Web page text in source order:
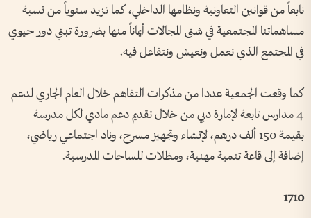
نابعاً من قوانين التعاونية ونظامها الداخلي، كما تزيد سنوياً من نسبة
مساهماتنا المجتمعية في شتى المجالات أيماناً منها بضرورة تبني دور حيوي
في المجتمع الذي نعمل ونعيش ونتفاعل فيه.
كما وقعت الجمعية عددا من مذكرات التفاهم خلال العام الجاري لدعم
4 مدارس تابعة لإمارة دبي من خلال تقديم دعم مادي لكل مدرسة
بقيمة 150 ألف درهم، لإنشاء وتجهيز مسرح، وناد اجتماعي رياضي،
إضافة إلى قاعة تنمية مهنية، ومظلات للساحات المدرسية.
1710